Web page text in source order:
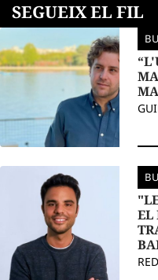
SEGUEIX EL FIL
EL